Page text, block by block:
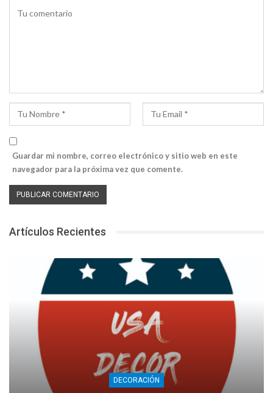
Guardar mi nombre, correo electrónico y sitio web en este
navegador para la próxima vez que comente.
Artículos Recientes
DECORACIÓN